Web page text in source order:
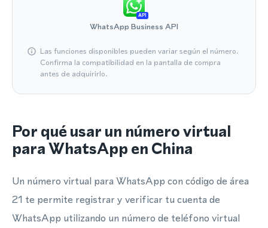
API
WhatsApp Business API
Las funciones disponibles pueden variar según el número.
Confirma la compatibilidad en la pantalla de compra
antes de adquirirlo.
Por qué usar un número virtual
para WhatsApp en China
Un número virtual para WhatsApp con código de área
21 te permite registrar y verificar tu cuenta de
WhatsApp utilizando un número de teléfono virtual